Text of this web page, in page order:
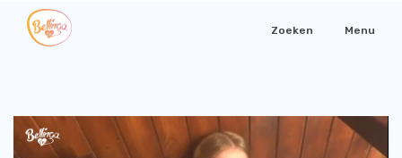
Zoeken Menu